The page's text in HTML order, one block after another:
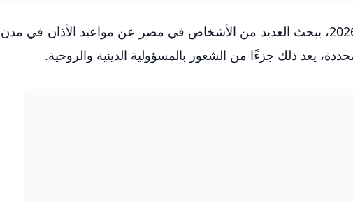
مع اقتراب موعد الصلاة في يوم الأربعاء 4 فبراير 2026، يبحث العديد من الأشخاص في مصر عن مواعيد الأذان في مدن
يعد ذلك جزءًا من الشعور بالمسؤولية الدينية والروحية.